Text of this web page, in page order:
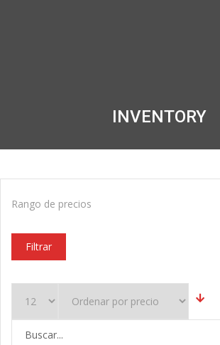
INVENTORY
Rango de precios
Filtrar